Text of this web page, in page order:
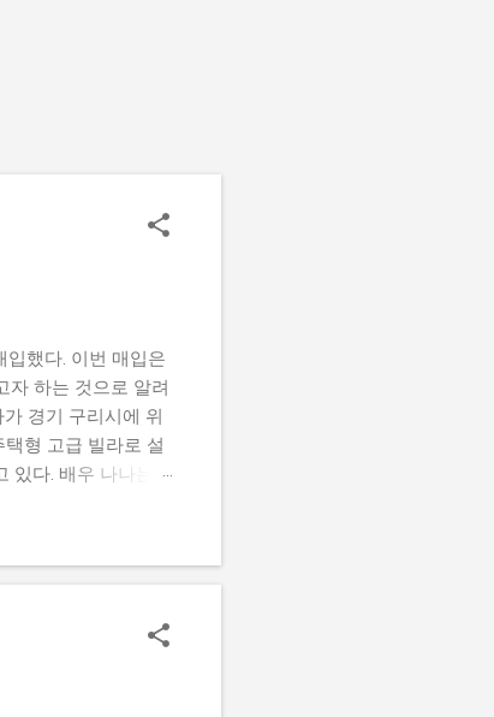
했다. 이번 매입은
자 하는 것으로 알려
경기 구리시에 위
형 고급 빌라로 설
다. 배우 나나는
이야기도 전했다.
있다고 전했다. 앞으
시그니처의 매력 '아
경 속에 자리잡고
다. 나나가 선택한